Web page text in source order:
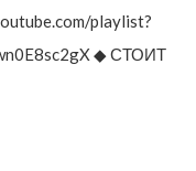
playlist?
◆ СТОИТ